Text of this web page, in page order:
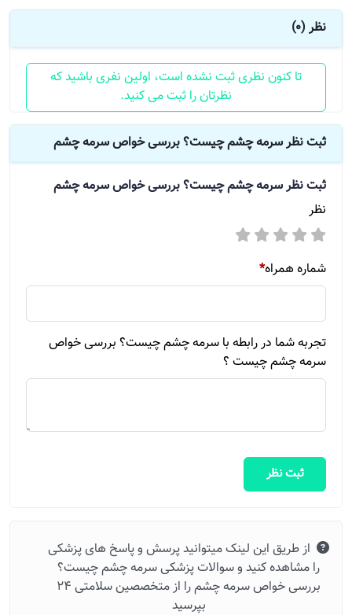
نظر (0)
تا کنون نظری ثبت نشده است، اولین نفری باشید که
نظرتان را ثبت می کنید.
ثبت نظر سرمه چشم چیست؟ بررسی خواص سرمه چشم
ثبت نظرسرمه چشم چیست؟ بررسی خواص سرمه چشم
نظر
شماره همراه*
تجربه شما در رابطه با سرمه چشم چیست؟ بررسی خواص
سرمه چشم چیست ؟
ثبت نظر
از طریق این لینک میتوانید پرسش و پاسخ های پزشکی
را مشاهده کنید و سوالات پزشکی سرمه چشم چیست؟
بررسی خواص سرمه چشم را از متخصصین سلامتی 24
بپرسید